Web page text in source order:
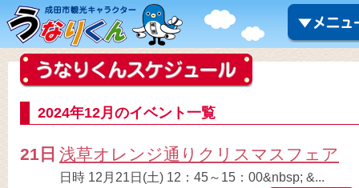
2024年12月のイベント一覧
21日 浅草オレンジ通りクリスマスフェア
日時 12月21日(土) 12：45～15：00&nbsp; &...